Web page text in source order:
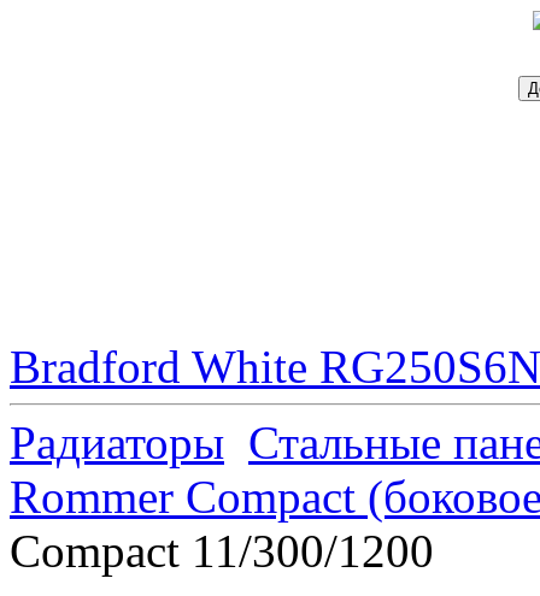
Bradford White
Радиаторы Стальные
Rommer Compact
Compact 11/300/1200